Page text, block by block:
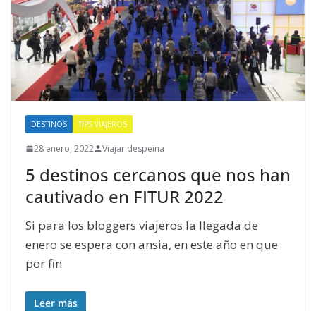
DESTINOS TIPS VIAJEROS
28 enero, 2022 Viajar despeina
5 destinos cercanos que nos han
cautivado en FITUR 2022
Si para los bloggers viajeros la llegada de
enero se espera con ansia, en este año en que
por fin
Leer más